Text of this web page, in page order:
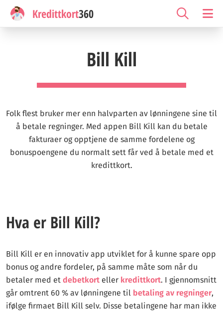
Kredittkort360
Bill Kill
Folk flest bruker mer enn halvparten av lønningene sine til
å betale regninger. Med appen Bill Kill kan du betale
fakturaer og opptjene de samme fordelene og
bonuspoengene du normalt sett får ved å betale med et
kredittkort.
Hva er Bill Kill?
Bill Kill er en innovativ app utviklet for å kunne spare opp
bonus og andre fordeler, på samme måte som når du
betaler med et debetkort eller kredittkort. I gjennomsnitt
går omtrent 60 % av lønningene til betaling av regninger,
ifølge firmaet Bill Kill selv. Disse betalingene har man ikke